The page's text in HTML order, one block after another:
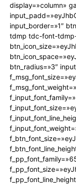
display=»column»
input_border=»1″
tdmp tdc-font-
btn_radius=»3″